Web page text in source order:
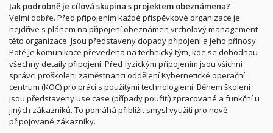
Jak podrobně je cílová skupina s projektem obeznámena?
Velmi dobře. Před připojením každé příspěvkové organizace je
nejdříve s plánem na připojení obeznámen vrcholový management
této organizace. Jsou představeny dopady připojení a jeho přínosy.
Poté je komunikace převedena na technický tým, kde se dohodnou
všechny detaily připojení. Před fyzickým připojením jsou všichni
správci proškoleni zaměstnanci oddělení Kybernetické operační
centrum (KOC) pro práci s použitými technologiemi. Během školení
jsou představeny use case (případy použití) zpracované a funkční u
jiných zákazníků. To pomáhá přiblížit smysl využití pro nově
připojované zákazníky.